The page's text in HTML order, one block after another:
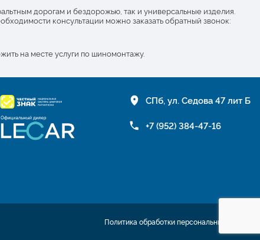
дорогам и бездорожью, так и универсальные изделия.
консультации можно заказать обратный звонок:
на месте услуги по шиномонтажу.
СПб, ул. Седова 47 лит Б
+7 (952) 384-47-16
Политика обработки персональных данных